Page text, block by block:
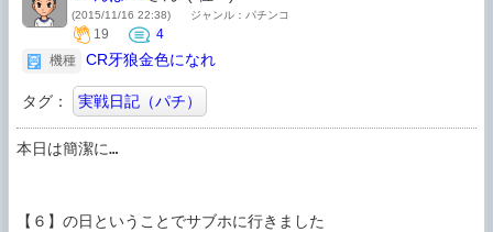
(2015/11/16 22:38) ジャンル：パチンコ
19
4
機種
CR牙狼金色になれ
タグ： 実戦日記（パチ）
本日は簡潔に…
【６】の日ということでサブホに行きました